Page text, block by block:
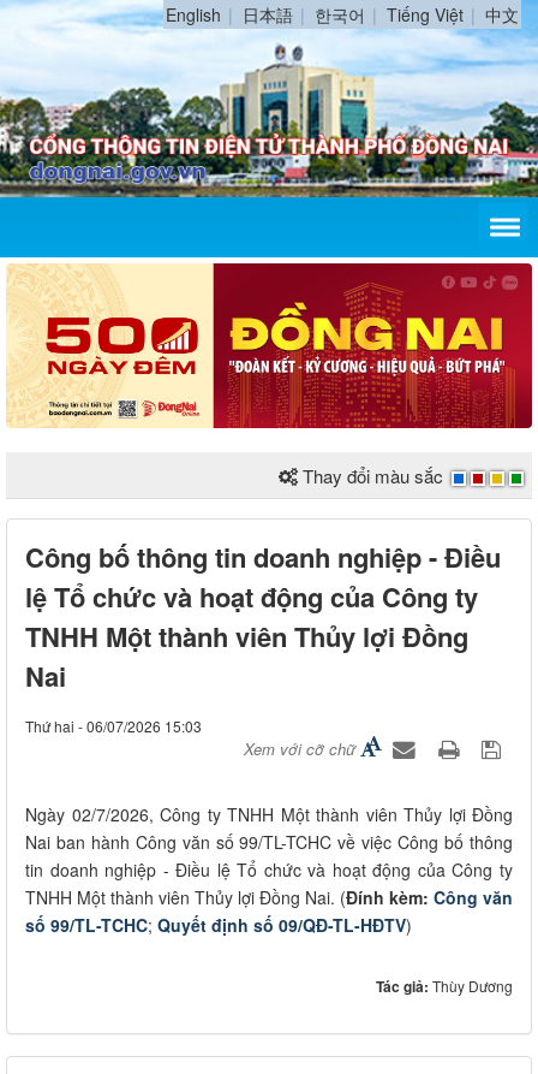
English 日本語 한국어 Tiếng Việt 中文
Thay đổi màu sắc
Công bố thông tin doanh nghiệp - Điều
lệ Tổ chức và hoạt động của Công ty
TNHH Một thành viên Thủy lợi Đồng
Nai
Thứ hai - 06/07/2026 15:03
Xem với cỡ chữ
Ngày 02/7/2026, Công ty TNHH Một thành viên Thủy lợi Đồng
Nai ban hành Công văn số 99/TL-TCHC về việc Công bố thông
tin doanh nghiệp - Điều lệ Tổ chức và hoạt động của Công ty
TNHH Một thành viên Thủy lợi Đồng Nai. (Đính kèm: Công văn
số 99/TL-TCHC; Quyết định số 09/QĐ-TL-HĐTV)
Tác giả: Thùy Dương